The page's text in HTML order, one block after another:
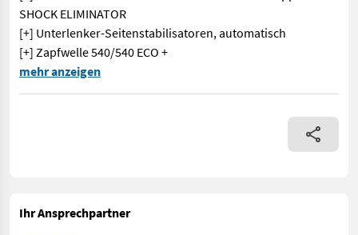
SHOCK ELIMINATOR
[+] Unterlenker-Seitenstabilisatoren, automatisch
[+] Zapfwelle 540/540 ECO +
[+] 24/24 - Gang HEXASHIFT inkl. HEXACTIV, 4 automatisch-
mehr anzeigen
Ihr Ansprechpartner